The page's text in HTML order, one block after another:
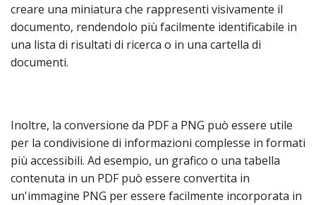
creare una miniatura che rappresenti visivamente il
documento, rendendolo più facilmente identificabile in
una lista di risultati di ricerca o in una cartella di
documenti.
Inoltre, la conversione da PDF a PNG può essere utile
per la condivisione di informazioni complesse in formati
più accessibili. Ad esempio, un grafico o una tabella
contenuta in un PDF può essere convertita in
un'immagine PNG per essere facilmente incorporata in